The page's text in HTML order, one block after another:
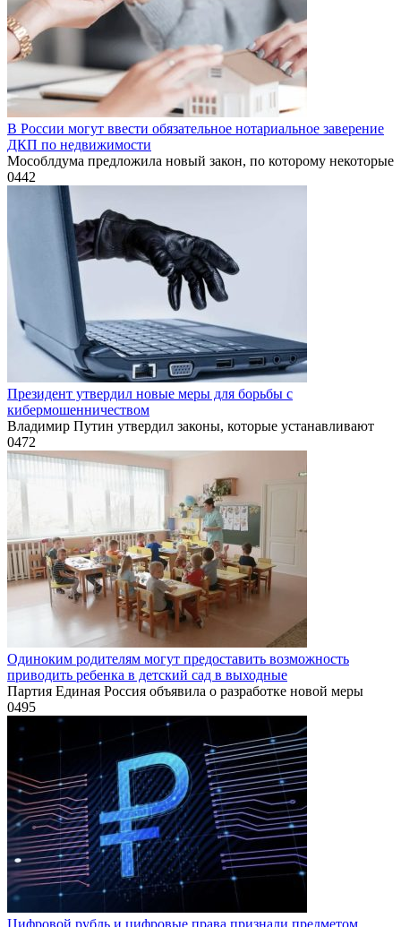
В России могут ввести обязательное нотариальное заверение
ДКП по недвижимости
Мособлдума предложила новый закон, по которому некоторые
0442
Президент утвердил новые меры для борьбы с
кибермошенничеством
Владимир Путин утвердил законы, которые устанавливают
0472
Одиноким родителям могут предоставить возможность
приводить ребенка в детский сад в выходные
Партия Единая Россия объявила о разработке новой меры
0495
Цифровой рубль и цифровые права признали предметом